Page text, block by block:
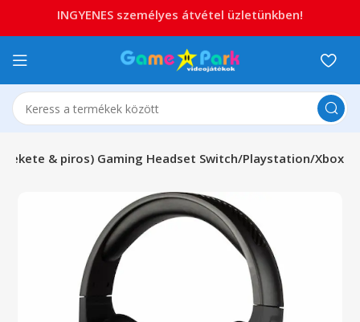
& piros) Gaming Headset Switch/Playstation/Xbox
INGYENES személyes átvétel üzletünkben!